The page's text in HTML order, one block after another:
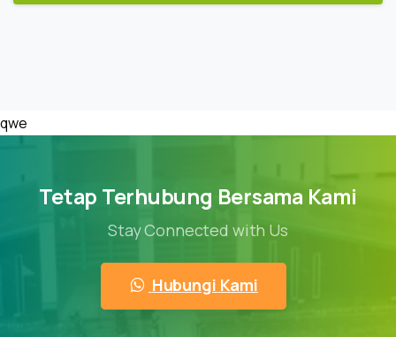
qwe
Tetap Terhubung Bersama Kami
Stay Connected with Us
Hubungi Kami